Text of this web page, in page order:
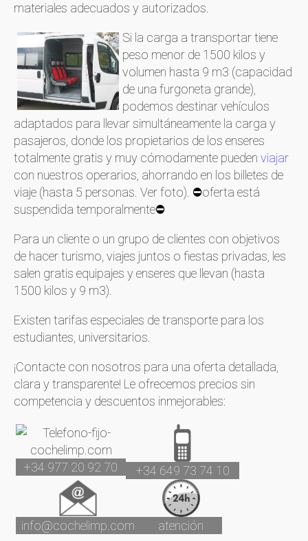
materiales adecuados y autorizados.
Si la carga a transportar tiene
peso menor de 1500 kilos y
volumen hasta 9 m3 (capacidad
de una furgoneta grande),
podemos destinar vehículos
adaptados para llevar simultáneamente la carga y
pasajeros, donde los propietarios de los enseres
totalmente gratis y muy cómodamente pueden viajar
con nuestros operarios, ahorrando en los billetes de
viaje (hasta 5 personas. Ver foto). ⛔oferta está
suspendida temporalmente⛔
Para un cliente o un grupo de clientes con objetivos
de hacer turismo, viajes juntos o fiestas privadas, les
salen gratis equipajes y enseres que llevan (hasta
1500 kilos y 9 m3).
Existen tarifas especiales de transporte para los
estudiantes, universitarios.
¡Contacte con nosotros para una oferta detallada,
clara y transparente! Le ofrecemos precios sin
competencia y descuentos inmejorables:
+34 977 20 92 70 +34 649 73 74 10
info@cochelimp.com atención